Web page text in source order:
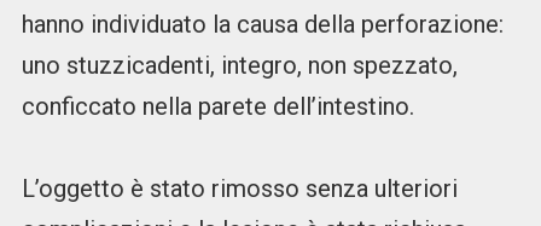
hanno individuato la causa della perforazione:
uno stuzzicadenti, integro, non spezzato,
conficcato nella parete dell’intestino.
L’oggetto è stato rimosso senza ulteriori